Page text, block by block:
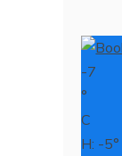
-7
°
C
H: -5°